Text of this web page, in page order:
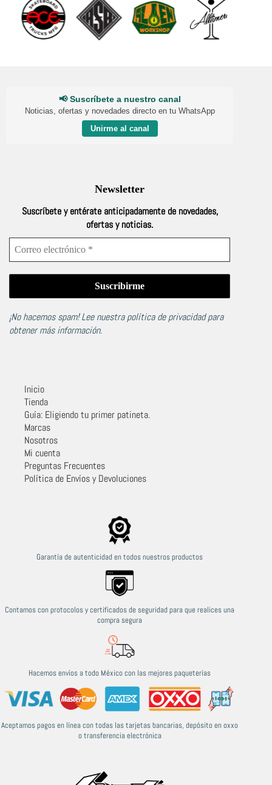
📢 Suscríbete a nuestro canal
Noticias, ofertas y novedades directo en tu WhatsApp
Unirme al canal
Newsletter
Suscríbete y entérate anticipadamente de novedades,
ofertas y noticias.
¡No hacemos spam! Lee nuestrapolítica de privacidadpara
obtener más información.
Inicio
Tienda
Guía: Eligiendo tu primer patineta.
Marcas
Nosotros
Mi cuenta
Preguntas Frecuentes
Política de Envíos y Devoluciones
Garantía de autenticidad en todos nuestros productos
Contamos con protocolos y certificados de seguridad para que realices una
compra segura
Hacemos envíos a todo México con las mejores paqueterías
Aceptamos pagos en línea con todas las tarjetas bancarias, depósito en oxxo
o transferencia electrónica